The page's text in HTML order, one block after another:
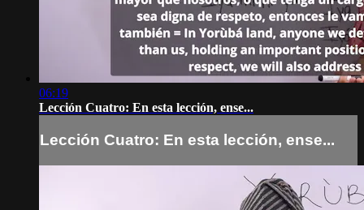
06:19
Lección Cuatro: En esta lección, ense...
Lección Cuatro: En esta lección, ense...